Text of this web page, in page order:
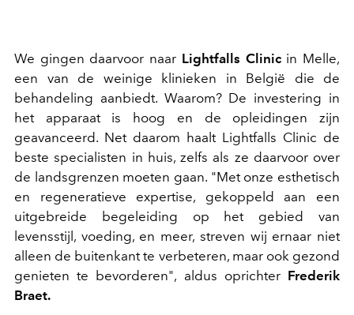
We gingen daarvoor naar Lightfalls Clinicin Melle,
een van de weinige klinieken in België die de
behandeling aanbiedt. Waarom? De investering in
het apparaat is hoog en de opleidingen zijn
geavanceerd. Net daarom haalt Lightfalls Clinic de
beste specialisten in huis, zelfs als ze daarvoor over
de landsgrenzen moeten gaan. "Met onze esthetisch
en regeneratieve expertise, gekoppeld aan een
uitgebreide begeleiding op het gebied van
levensstijl, voeding, en meer, streven wij ernaar niet
alleen de buitenkant te verbeteren, maar ook gezond
genieten te bevorderen", aldus oprichter Frederik
Braet.